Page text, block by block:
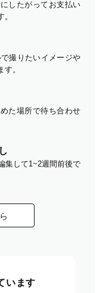
したがってお支払い
撮りたいイメージや
。
た場所で待ち合わせ
集して1~2週間前後で
います